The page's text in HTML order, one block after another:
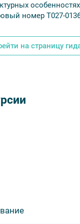
номер Т027-
на страницу